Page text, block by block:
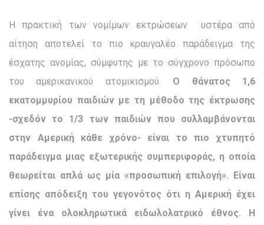
Η πρακτική των νομίμων εκτρώσεων υστέρα από
αίτηση αποτελεί το πιο κραυγαλέο παράδειγμα της
έσχατης ανομίας, σύμφυτης με το σύγχρονο πρόσωπο
του αμερικανικού ατομικισμού. Ο θάνατος 1,6
εκατομμυρίου παιδιών με τη μέθοδο της έκτρωσης
-σχεδόν το 1/3 των παιδιών που συλλαμβάνονται
στην Αμερική κάθε χρόνο- είναι το πιο χτυπητό
παράδειγμα μιας εξωτερικής συμπεριφοράς, η οποία
θεωρείται απλά ως μία «προσωπική επιλογή». Είναι
επίσης απόδειξη του γεγονότος ότι η Αμερική έχει
γίνει ένα ολοκληρωτικά ειδωλολατρικό έθνος. Η